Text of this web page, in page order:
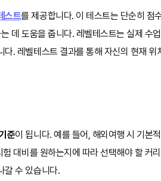
스트를 제공합니다. 이 테스트는 단순히 점
데 도움을 줍니다. 레벨테스트는 실제 수
. 레벨테스트 결과를 통해 자신의 현재
준이 됩니다. 예를 들어, 해외여행 시 기본
대비를 원하는지에 따라 선택해야 할 커
갈 수 있습니다.